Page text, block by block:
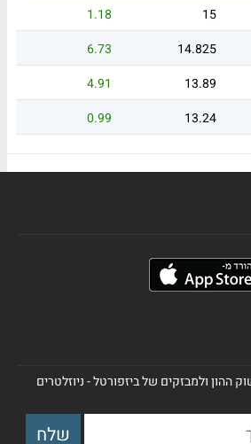
15
1.18
14.825
6.73
13.89
4.91
13.24
0.99
ההון ולמבזקים של ביזפורטל - ניוזלטרים